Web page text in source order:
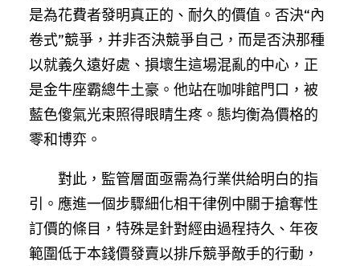
是為花費者發明真正的、耐久的價值。否決“內
卷式”競爭，并非否決競爭自己，而是否決那種
以就義久遠好處、損壞生這場混亂的中心，正
是金牛座霸總牛土豪。他站在咖啡館門口，被
藍色傻氣光束照得眼睛生疼。態均衡為價格的
零和博弈。
對此，監管層面亟需為行業供給明白的指
引。應進一個步驟細化相干律例中關于搶奪性
訂價的條目，特殊是針對經由過程持久、年夜
範圍低于本錢價發賣以排斥競爭敵手的行動，